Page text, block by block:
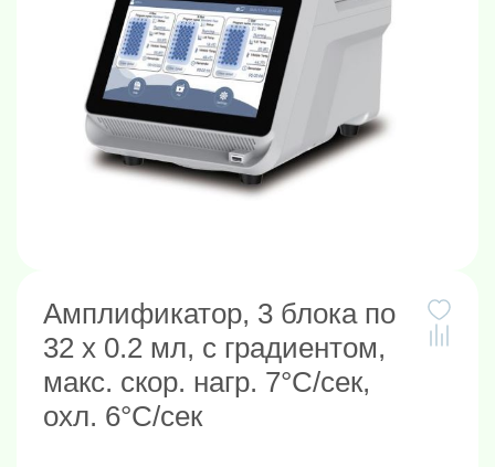
Амплификатор, 3 блока по
32 х 0.2 мл, с градиентом,
макс. скор. нагр. 7°C/сек,
охл. 6°C/сек